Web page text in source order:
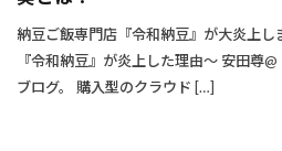
納豆ご飯専門店『令和納豆』が大炎上
『令和納豆』が炎上した理由～ 安田尊
ブログ。 購入型のクラウド […]